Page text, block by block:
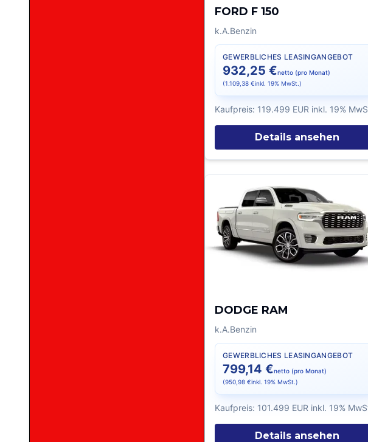
FORD F 150
k.A.Benzin
GEWERBLICHES LEASINGANGEBOT
932,25 €netto (pro Monat)
(1.109,38 €inkl. 19% MwSt.)
Kaufpreis: 119.499 EUR inkl. 19%
Details ansehen
DODGE RAM
k.A.Benzin
GEWERBLICHES LEASINGANGEBOT
799,14 €netto (pro Monat)
(950,98 €inkl. 19% MwSt.)
Kaufpreis: 101.499 EUR inkl. 19%
Details ansehen